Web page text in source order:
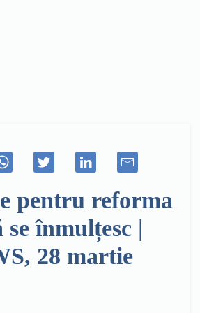
pentru reforma
înmulțesc |
28 martie